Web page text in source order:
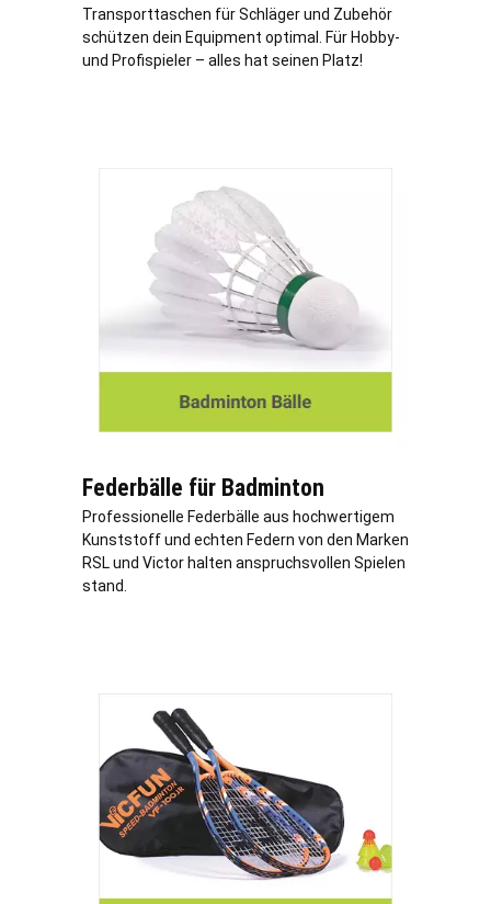
Transporttaschen für Schläger und Zubehör
schützen dein Equipment optimal. Für Hobby-
und Profispieler – alles hat seinen Platz!
Federbälle für Badminton
Professionelle Federbälle aus hochwertigem
Kunststoff und echten Federn von den Marken
RSL und Victor halten anspruchsvollen Spielen
stand.